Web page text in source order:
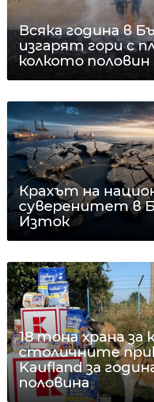
Всяка година в
изгарят гори с
колкото
Крахът на
суверенитет в
Изток
18 тона храна
столичните
Kaufland за
половина